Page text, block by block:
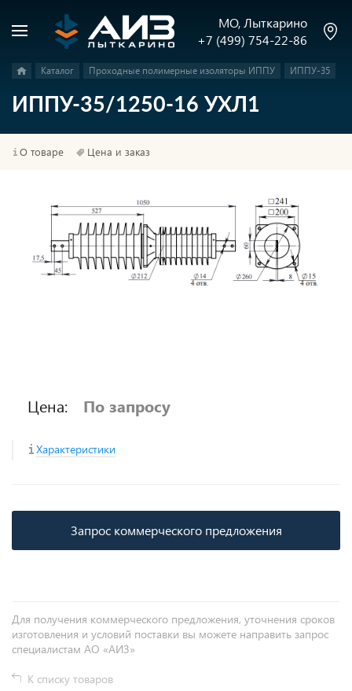
МО, Лыткарино
+7 (499) 754-22-86
Каталог Проходные полимерные изоляторы ИППУ ИППУ-35
ИППУ-35/1250-16 УХЛ1
О товаре Цена и заказ
Цена: По запросу
Характеристики
Запрос коммерческого предложения
Для получения коммерческого предложения, уточнения сроков
изготовления и условий поставки вы можете направить запрос
специалистам АО «АИЗ»
К списку товаров